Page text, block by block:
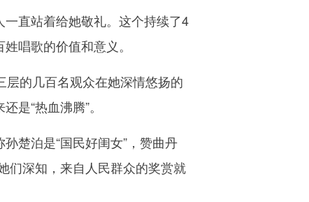
直站着给她敬礼。这个持续了4
唱歌的价值和意义。
的几百名观众在她深情悠扬的
是“热血沸腾”。
楚泊是“国民好闺女”，赞曲丹
们深知，来自人民群众的奖赏就